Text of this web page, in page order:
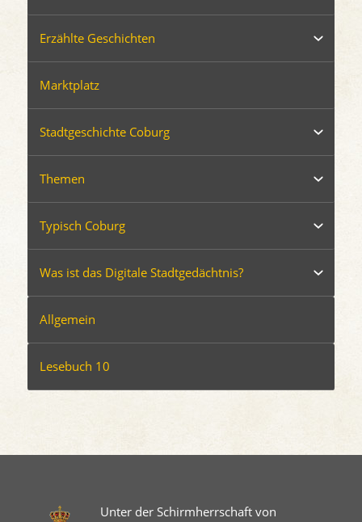
Erzählte Geschichten
Marktplatz
Stadtgeschichte Coburg
Themen
Typisch Coburg
Was ist das Digitale Stadtgedächtnis?
Allgemein
Lesebuch 10
Unter der Schirmherrschaft von